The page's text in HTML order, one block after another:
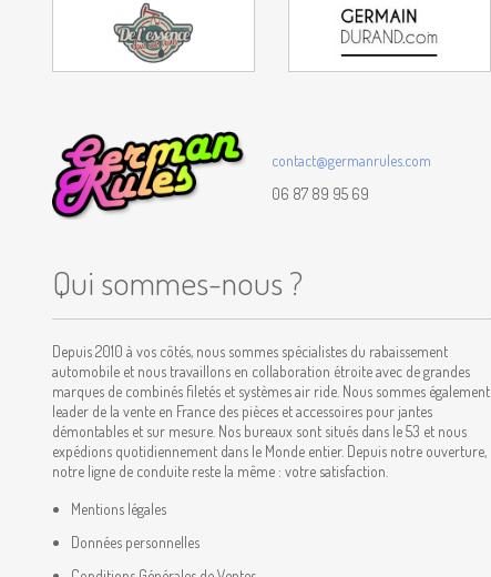
contact@germanrules.com
06 87 89 95 69
Qui sommes-nous ?
Depuis 2010 à vos côtés, nous sommes spécialistes du rabaissement
automobile et nous travaillons en collaboration étroite avec de grandes
marques de combinés filetés et systèmes air ride. Nous sommes également
leader de la vente en France des pièces et accessoires pour jantes
démontables et sur mesure. Nos bureaux sont situés dans le 53 et nous
expédions quotidiennement dans le Monde entier. Depuis notre ouverture,
notre ligne de conduite reste la même : votre satisfaction.
Mentions légales
Données personnelles